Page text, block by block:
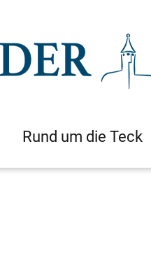
Rund um die Teck